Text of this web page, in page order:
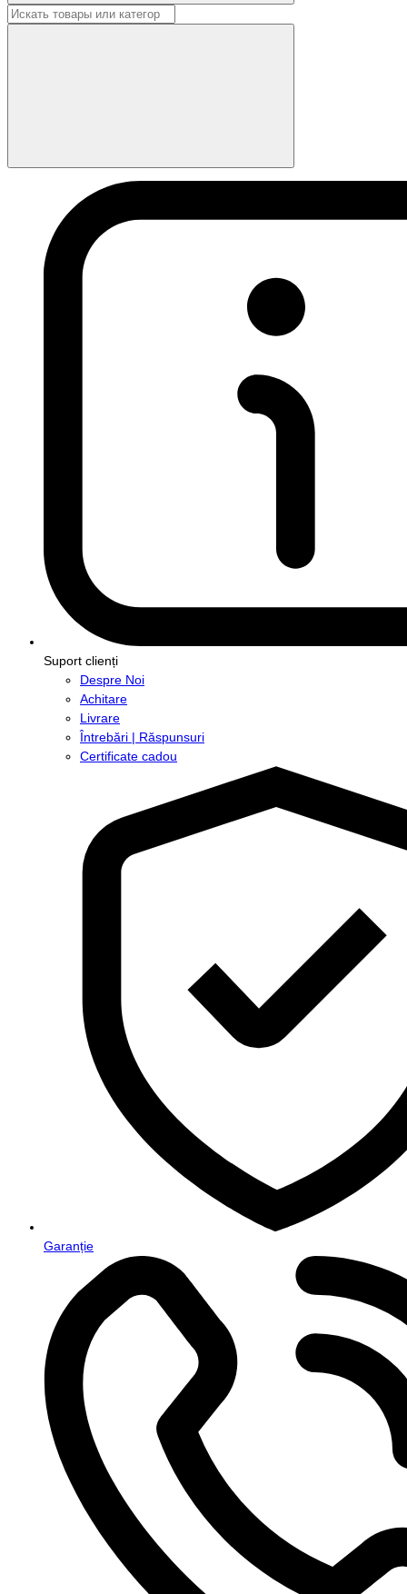
Suport clienți
Despre Noi
Achitare
Livrare
Întrebări | Răspunsuri
Certificate cadou
Garanție